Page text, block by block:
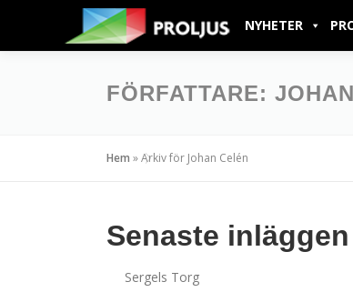
NYHETER
FÖRFATTARE:
Hem »Arkiv för Johan Celén
Senaste inläggen
Sergels Torg